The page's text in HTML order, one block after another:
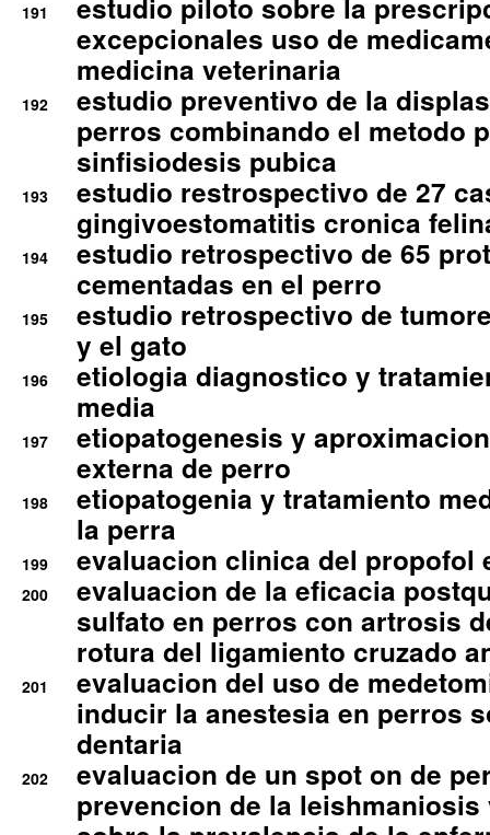
191
estudio piloto sobre la
excepcionales uso de
medicina veterinaria
192
estudio preventivo de la
perros combinando el metodo
sinfisiodesis pubica
193
estudio restrospectivo de 27
gingivoestomatitis cronica
194
estudio retrospectivo de 65
cementadas en el perro
195
estudio retrospectivo de
y el gato
196
etiologia diagnostico y
media
197
etiopatogenesis y
externa de perro
198
etiopatogenia y tratamiento
la perra
199 evaluacion clinica del propofol
200
evaluacion de la eficacia
sulfato en perros con artrosis
rotura del ligamiento cruzado
201
evaluacion del uso de
inducir la anestesia en perros
dentaria
202
evaluacion de un spot on de
prevencion de la